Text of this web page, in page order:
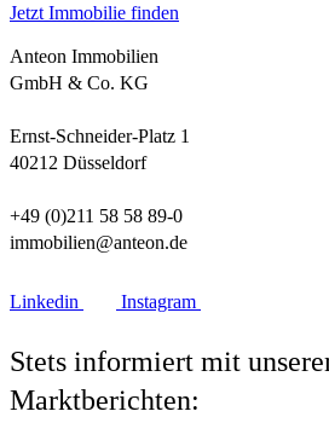
Jetzt Immobilie finden
Anteon Immobilien
GmbH & Co. KG
Ernst-Schneider-Platz 1
40212 Düsseldorf
+49 (0)211 58 58 89-0
immobilien@anteon.de
Linkedin Instagram
Stets informiert mit
Marktberichten: